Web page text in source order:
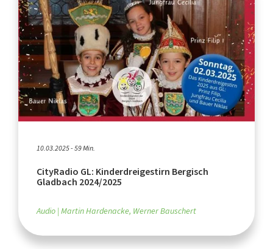
10.03.2025 - 59 Min.
CityRadio GL: Kinderdreigestirn Bergisch
Gladbach 2024/2025
Audio Martin Hardenacke, Werner Bauschert